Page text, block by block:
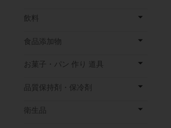
飲料
食品添加物
お菓子・パン 作り 道具
品質保持剤・保冷剤
衛生品